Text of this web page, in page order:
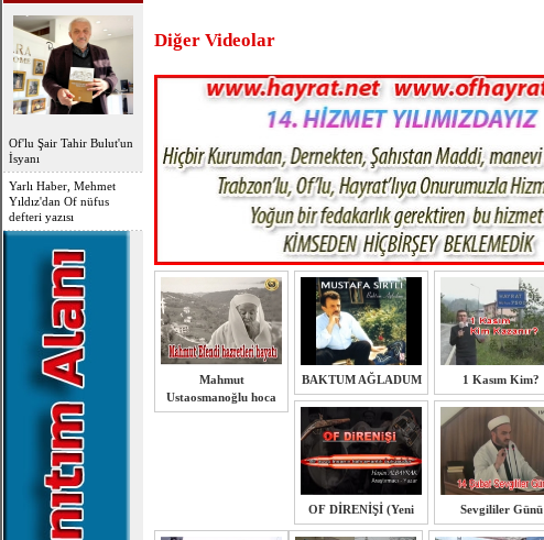
Of'lu Şair Tahir Bulut'un
İsyanı
Yarlı Haber, Mehmet
Yıldız'dan Of nüfus
defteri yazısı
Diğer Videolar
Mahmut
Ustaosmanoğlu hoca
BAKTUM AĞLADUM 1 Kasım Kim?
OF DİRENİŞİ (Yeni Sevgililer Günü